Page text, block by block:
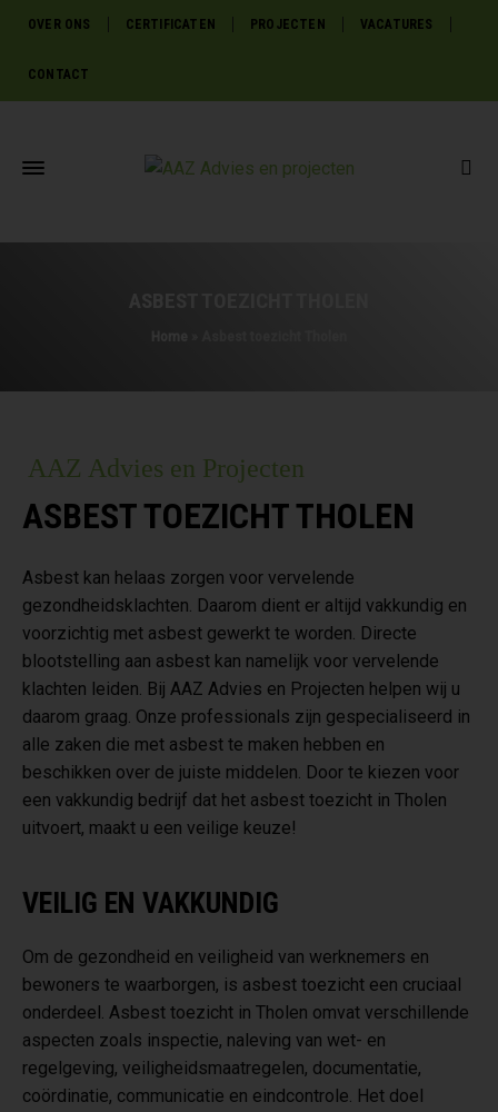
OVER ONS CERTIFICATEN PROJECTEN VACATURES
CONTACT
AAZ Advies en Projecten
ASBEST TOEZICHT THOLEN
Asbest kan helaas zorgen voor vervelende
gezondheidsklachten. Daarom dient er altijd vakkundig en
voorzichtig met asbest gewerkt te worden. Directe
blootstelling aan asbest kan namelijk voor vervelende
klachten leiden. Bij AAZ Advies en Projecten helpen wij u
daarom graag. Onze professionals zijn gespecialiseerd in
alle zaken die met asbest te maken hebben en
beschikken over de juiste middelen. Door te kiezen voor
een vakkundig bedrijf dat het asbest toezicht in Tholen
uitvoert, maakt u een veilige keuze!
VEILIG EN VAKKUNDIG
Om de gezondheid en veiligheid van werknemers en
bewoners te waarborgen, is asbest toezicht een cruciaal
onderdeel. Asbest toezicht in Tholen omvat verschillende
aspecten zoals inspectie, naleving van wet- en
regelgeving, veiligheidsmaatregelen, documentatie,
coördinatie, communicatie en eindcontrole. Het doel